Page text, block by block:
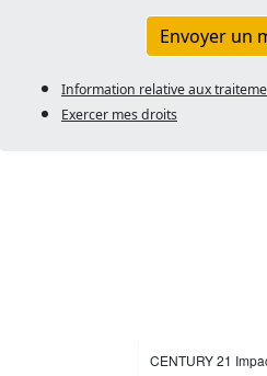
Envoyer un
Information relative aux
Exercer mes droits
CENTURY 21